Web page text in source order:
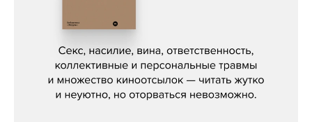
Сергей Кузнецов, «Мясорубка